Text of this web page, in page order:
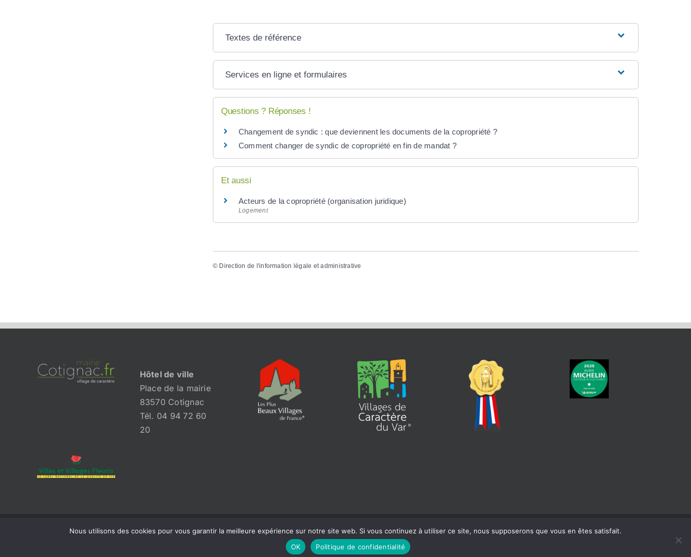
Textes de référence
Services en ligne et formulaires
Questions ? Réponses !
Changement de syndic : que deviennent les documents de la copropriété ?
Comment changer de syndic de copropriété en fin de mandat ?
Et aussi
Acteurs de la copropriété (organisation juridique)
Logement
© Direction de l'information légale et administrative
Hôtel de ville
Place de la mairie
83570 Cotignac
Tél. 04 94 72 60
20
© 2026 Mairie de Cotignac | Tous droits réservés | Siret : 218 300 465 000 18 |Mentions légales| Réalisation : Béaba-informatique
Nous utilisons des cookies pour vous garantir la meilleure expérience sur notre site web. Si vous continuez à utiliser ce site, nous supposerons que vous en êtes satisfait.
OK
Politique de confidentialité